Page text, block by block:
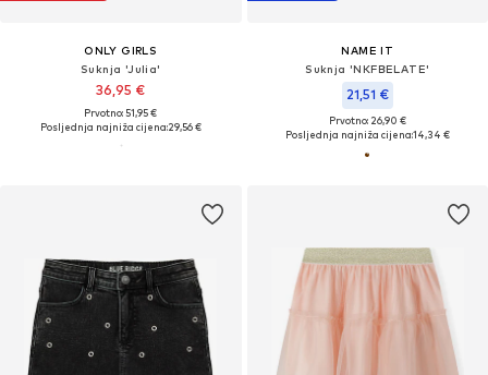
ONLY GIRLS
Suknja 'Julia'
36,95 €
Prvotno: 51,95 €
Posljednja najniža cijena:29,56 €
NAME IT
Suknja 'NKFBELATE'
21,51 €
Prvotno: 26,90 €
Posljednja najniža cijena:14,34 €